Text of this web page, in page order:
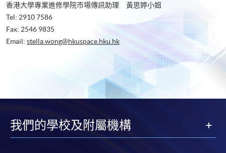
香港大學專業進修學院市場傳訊助理 黃思婷小姐
Tel: 2910 7586
Fax: 2546 9835
Email: stella.wong@hkuspace.hku.hk
我們的學校及附屬機構